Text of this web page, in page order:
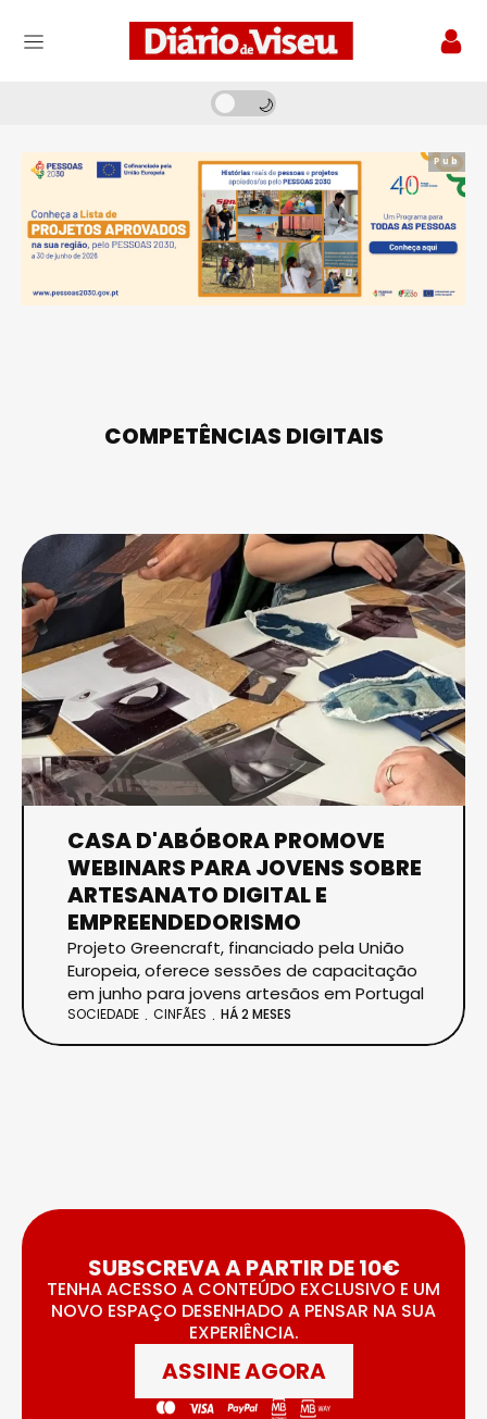
Pub
COMPETÊNCIAS DIGITAIS
CASA D'ABÓBORA PROMOVE
WEBINARS PARA JOVENS SOBRE
ARTESANATO DIGITAL E
EMPREENDEDORISMO
Projeto Greencraft, financiado pela União
Europeia, oferece sessões de capacitação
em junho para jovens artesãos em Portugal
SOCIEDADE CINFÃES HÁ 2 MESES
SUBSCREVA A PARTIR DE 10€
TENHA ACESSO A CONTEÚDO EXCLUSIVO E UM
NOVO ESPAÇO DESENHADO A PENSAR NA SUA
EXPERIÊNCIA.
ASSINE AGORA